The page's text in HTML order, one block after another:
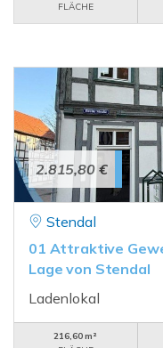
FLÄCHE
2.815,80 €
Stendal
01 Attraktive
Lage von Stendal
Ladenlokal
216,60 m²